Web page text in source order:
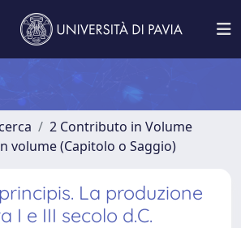
2 Contributo in Volume
volume (Capitolo o Saggio)
La produzione
I e III secolo d.C.